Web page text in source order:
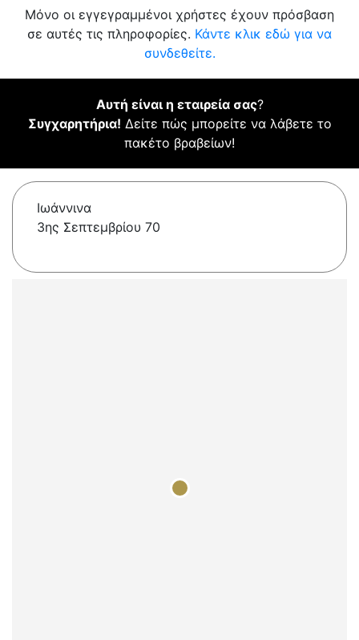
Μόνο οι εγγεγραμμένοι χρήστες έχουν πρόσβαση
σε αυτές τις πληροφορίες. Κάντε κλικ εδώ για να
συνδεθείτε.
Αυτή είναι η εταιρεία σας?
Συγχαρητήρια! Δείτε πώς μπορείτε να λάβετε το
πακέτο βραβείων!
Ιωάννινα
3ης Σεπτεμβρίου 70